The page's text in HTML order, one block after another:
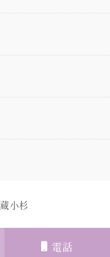
電話
小杉